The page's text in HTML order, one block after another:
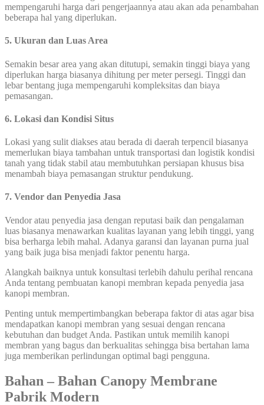
mempengaruhi harga dari pengerjaannya atau akan ada penambahan
beberapa hal yang diperlukan.
5. Ukuran dan Luas Area
Semakin besar area yang akan ditutupi, semakin tinggi biaya yang
diperlukan harga biasanya dihitung per meter persegi. Tinggi dan
lebar bentang juga mempengaruhi kompleksitas dan biaya
pemasangan.
6. Lokasi dan Kondisi Situs
Lokasi yang sulit diakses atau berada di daerah terpencil biasanya
memerlukan biaya tambahan untuk transportasi dan logistik kondisi
tanah yang tidak stabil atau membutuhkan persiapan khusus bisa
menambah biaya pemasangan struktur pendukung.
7. Vendor dan Penyedia Jasa
Vendor atau penyedia jasa dengan reputasi baik dan pengalaman
luas biasanya menawarkan kualitas layanan yang lebih tinggi, yang
bisa berharga lebih mahal. Adanya garansi dan layanan purna jual
yang baik juga bisa menjadi faktor penentu harga.
Alangkah baiknya untuk konsultasi terlebih dahulu perihal rencana
Anda tentang pembuatan kanopi membran kepada penyedia jasa
kanopi membran.
Penting untuk mempertimbangkan beberapa faktor di atas agar bisa
mendapatkan kanopi membran yang sesuai dengan rencana
kebutuhan dan budget Anda. Pastikan untuk memilih kanopi
membran yang bagus dan berkualitas sehingga bisa bertahan lama
juga memberikan perlindungan optimal bagi pengguna.
Bahan – Bahan Canopy Membrane
Pabrik Modern